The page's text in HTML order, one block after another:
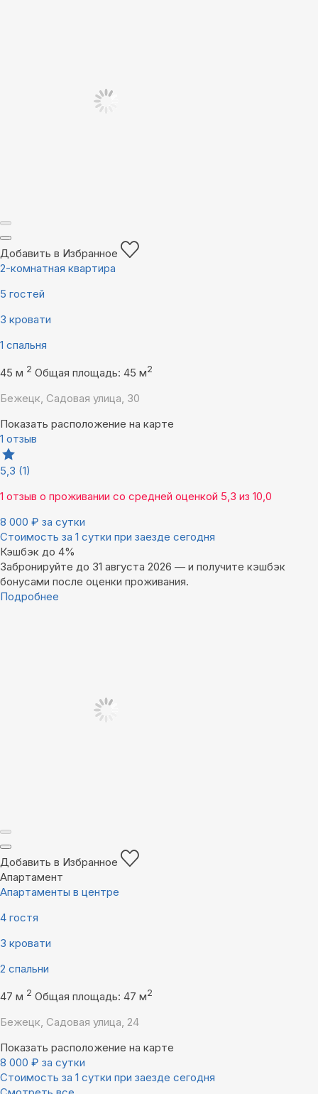
Добавить в Избранное
2-комнатная квартира
5 гостей
3 кровати
1 спальня
45 м 2 Общая площадь: 45 м2
Бежецк, Садовая улица, 30
Показать расположение на карте
1 отзыв
5,3 (1)
1 отзыв о проживании со средней оценкой 5,3 из 10,0
8 000 ₽ за сутки
Стоимость за 1 сутки при заезде сегодня
Кэшбэк до 4%
Забронируйте до 31 августа 2026 — и получите кэшбэк
бонусами после оценки проживания.
Подробнее
Добавить в Избранное
Апартамент
Апартаменты в центре
4 гостя
3 кровати
2 спальни
47 м 2 Общая площадь: 47 м2
Бежецк, Садовая улица, 24
Показать расположение на карте
8 000 ₽ за сутки
Стоимость за 1 сутки при заезде сегодня